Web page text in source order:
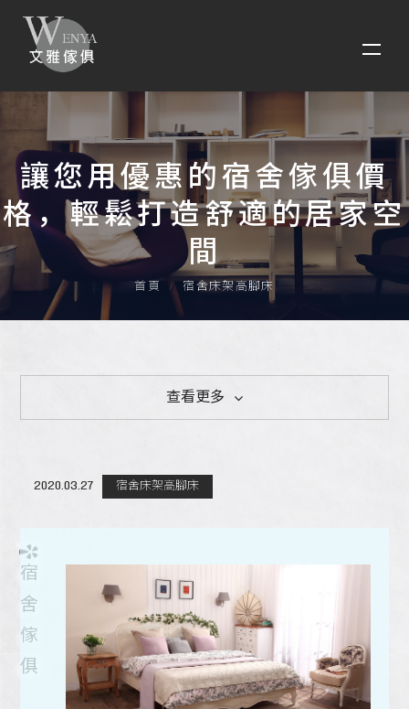
讓您用優惠的宿舍傢俱價
格，輕鬆打造舒適的居家空
間
首頁 宿舍床架高腳床
查看更多
2020.03.27 宿舍床架高腳床
宿
舍
傢
俱